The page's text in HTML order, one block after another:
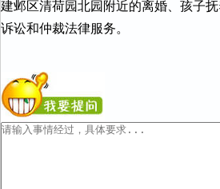
建邺区清荷园北园附近的离婚、孩子
诉讼和仲裁法律服务。